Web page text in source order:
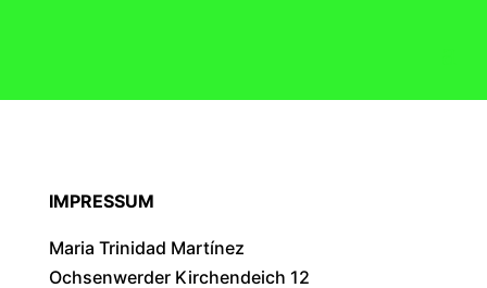
IMPRESSUM
Maria Trinidad Martínez
Ochsenwerder Kirchendeich 12